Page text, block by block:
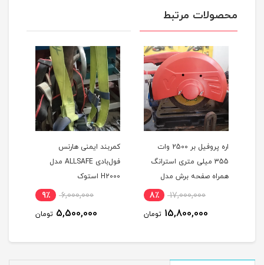
محصولات مرتبط
اره پروفیل بر 2500 وات
355 میلی متری استرانگ
همراه صفحه برش مدل
STRONG STG2500 در حد 17,000,000 8٪
15,800,000 تومان
کمربند ایمنی هارنس
فول‌بادی ALLSAFE مدل
H2000 استوک
6,000,000 9٪
5,500,000 تومان